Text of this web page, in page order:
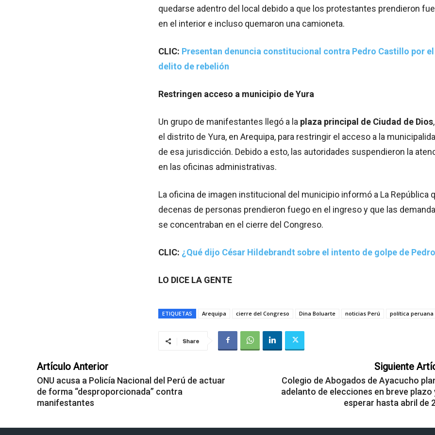
quedarse adentro del local debido a que los protestantes prendieron
en el interior e incluso quemaron una camioneta.
CLIC: Presentan denuncia constitucional contra Pedro Castillo por el
delito de rebelión
Restringen acceso a municipio de Yura
Un grupo de manifestantes llegó a la plaza principal de Ciudad de Dios
el distrito de Yura, en Arequipa, para restringir el acceso a la
de esa jurisdicción. Debido a esto, las autoridades suspendieron la
en las oficinas administrativas.
La oficina de imagen institucional del municipio informó a La República
decenas de personas prendieron fuego en el ingreso y que las
se concentraban en el cierre del Congreso.
CLIC: ¿Qué dijo César Hildebrandt sobre el intento de golpe de Pedro
LO DICE LA GENTE
ETIQUETAS Arequipa cierre del Congreso Dina Boluarte noticias Perú política peruana
Share
Artículo Anterior
ONU acusa a Policía Nacional del Perú de actuar
de forma “desproporcionada” contra
manifestantes
Siguiente
Colegio de Abogados de Ayacucho
adelanto de elecciones en breve plazo
esperar hasta abril de